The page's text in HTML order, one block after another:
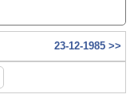
23-12-1985 >>